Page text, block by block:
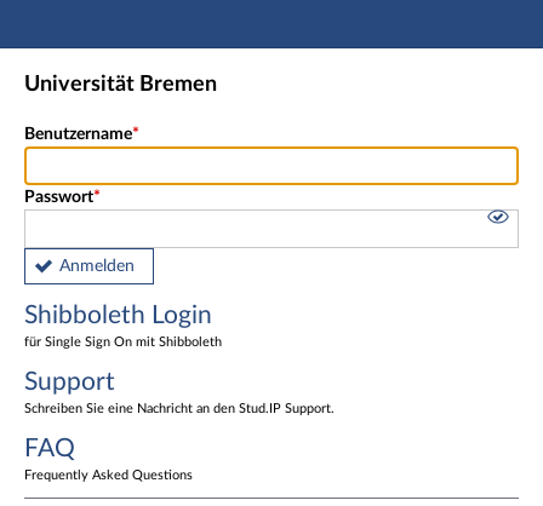
Hauptnavigation
Shibboleth Login
Universität Bremen
Benutzername
Passwort
Anmelden
Shibboleth Login
für Single Sign On mit Shibboleth
Support
Schreiben Sie eine Nachricht an den Stud.IP Support.
FAQ
Frequently Asked Questions